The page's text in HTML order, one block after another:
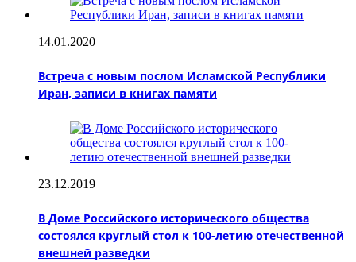
14.01.2020
Встреча с новым послом Исламской Республики
Иран, записи в книгах памяти
23.12.2019
В Доме Российского исторического общества
состоялся круглый стол к 100-летию отечественной
внешней разведки